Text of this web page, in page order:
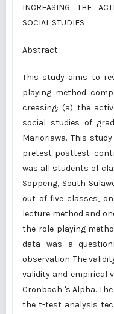
INCREASING THE
SOCIAL STUDIES
Abstract
This study aims to
playing method
creasing: (a) the
social studies of
Marioriawa. This
pretest-posttest
was all students of
Soppeng, South
out of five classes,
lecture method and
the role playing
data was a
observation. The
validity and empirical
Cronbach 's Alpha.
the t-test analysis